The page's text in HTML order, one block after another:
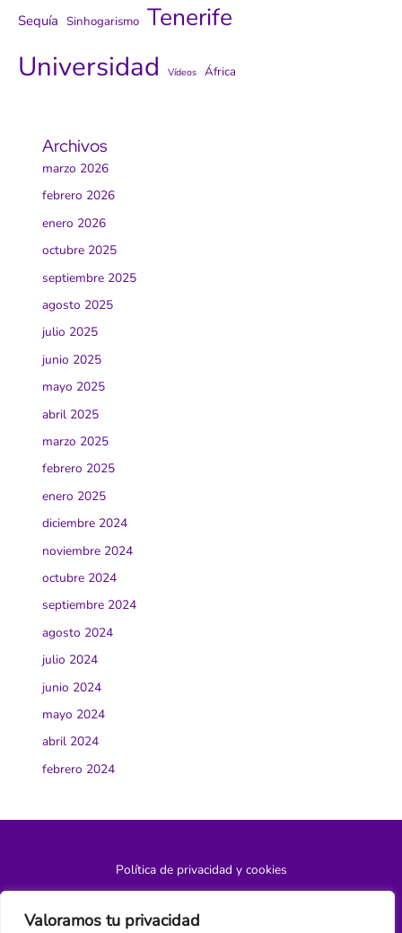
Valoramos tu privacidad
Sequía Sinhogarismo Tenerife
Universidad Vídeos África
Archivos
marzo 2026
febrero 2026
enero 2026
octubre 2025
septiembre 2025
agosto 2025
julio 2025
junio 2025
mayo 2025
abril 2025
marzo 2025
febrero 2025
enero 2025
diciembre 2024
noviembre 2024
octubre 2024
septiembre 2024
agosto 2024
julio 2024
junio 2024
mayo 2024
abril 2024
febrero 2024
Política de privacidad y cookies